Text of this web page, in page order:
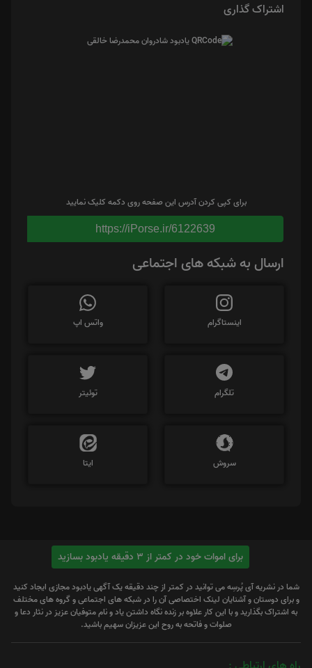
اشتراک گذاری
برای کپی کردن آدرس این صفحه روی دکمه کلیک نمایید
https://iPorse.ir/6122639
ارسال به شبکه های اجتماعی
اینستاگرام واتس اپ
تلگرام توئیتر
سروش ایتا
برای اموات خود در کمتر از 3 دقیقه یادبود بسازید
شما در نشریه آی پُرسِه می توانید در کمتر از چند دقیقه یک آگهی یادبود مجازی ایجاد کنید
و برای دوستان و آشنایان لینک اختصاصی آن را در شبکه های اجتماعی و گروه های مختلف
به اشتراک بگذارید و با این کار علاوه بر زنده نگاه داشتن یاد و نام متوفیان عزیز در نثار دعا و
صلوات و فاتحه به روح این عزیزان سهیم باشید.